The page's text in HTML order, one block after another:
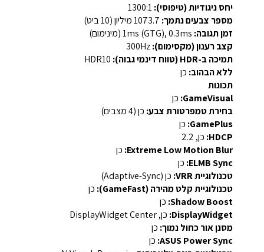
יחס ניגודיות (טיפוסי):
מספר צבעים נתמך:
זמן תגובה:
קצב רענון (מקסימום):
תמיכה ב-HDR (טווח דינמי גבוה):
ללא הבהוב: כן
תכונות
GameVisual: כן
בחירת טמפרטורת צבע: כן (4 מצבים)
GamePlus: כן
HDCP: כן, ‎2.2‎
Extreme Low Motion Blur: כן
ELMB Sync: כן
טכנולוגיית VRR:
כן (Adaptive-Sync)
טכנולוגיית קלט מהירה (GameFast):
כן
Shadow Boost: כן
DisplayWidget: כן, DisplayWidget Center
מסנן אור כחול נמוך: כן
ASUS Power Sync: כן